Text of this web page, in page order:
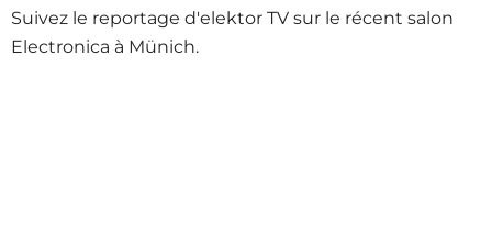
Suivez le reportage d'elektor TV sur le récent salon
Electronica à Münich.